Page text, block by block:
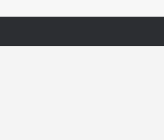
منظّمة